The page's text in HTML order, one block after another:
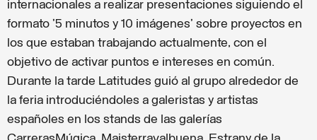
internacionales a realizar presentaciones siguiendo el
formato '5 minutos y 10 imágenes' sobre proyectos en
los que estaban trabajando actualmente, con el
objetivo de activar puntos e intereses en común.
Durante la tarde Latitudes guió al grupo alrededor de
la feria introduciéndoles a galeristas y artistas
españoles en los stands de las galerías